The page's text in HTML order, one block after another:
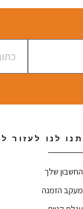
תנו לנו לעזור
החשבון שלך
מעקב הזמנה